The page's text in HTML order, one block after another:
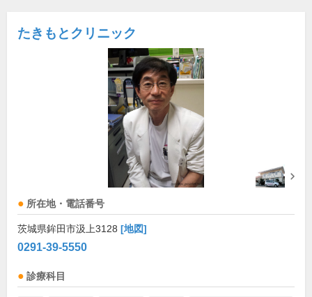
たきもとクリニック
所在地・電話番号
茨城県鉾田市汲上3128 [地図]
0291-39-5550
診療科目